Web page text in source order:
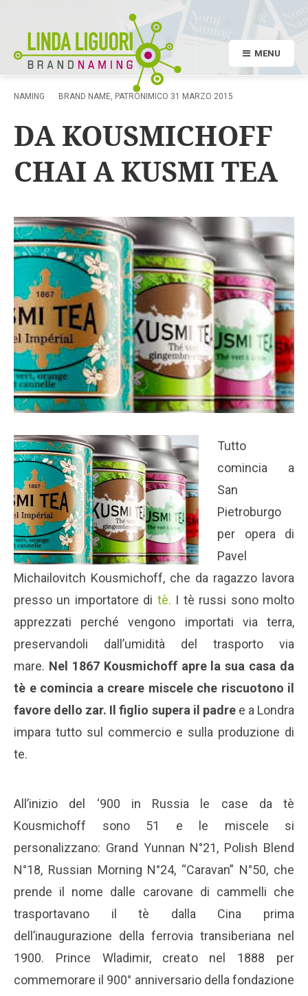
MENU
NAMING BRAND NAME, PATRONIMICO 31 MARZO 2015
DA KOUSMICHOFF
CHAI A KUSMI TEA
Tutto
comincia a
San
Pietroburgo
per opera di
Pavel
Michailovitch Kousmichoff, che da ragazzo lavora
presso un importatore di tè. I tè russi sono molto
apprezzati perché vengono importati via terra,
preservandoli dall’umidità del trasporto via
mare. Nel 1867 Kousmichoff apre la sua casa da
tè e comincia a creare miscele che riscuotono il
favore dello zar. Il figlio supera il padree a Londra
impara tutto sul commercio e sulla produzione di
te.
All’inizio del ‘900 in Russia le case da tè
Kousmichoff sono 51 e le miscele si
personalizzano: Grand Yunnan N°21, Polish Blend
N°18, Russian Morning N°24, “Caravan” N°50, che
prende il nome dalle carovane di cammelli che
trasportavano il tè dalla Cina prima
dell’inaugurazione della ferrovia transiberiana nel
1900. Prince Wladimir, creato nel 1888 per
commemorare il 900° anniversario della fondazione